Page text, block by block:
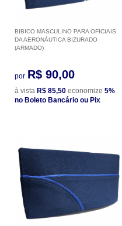
BIBICO MASCULINO PARA OFICIAIS
DA AERONÁUTICA BIZURADO
(ARMADO)
por R$ 90,00
à vista R$ 85,50 economize 5%
no Boleto Bancário ou Pix